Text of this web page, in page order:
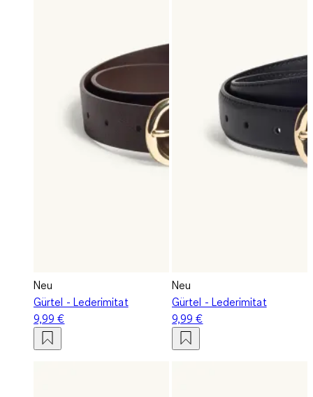
Neu
Gürtel - Lederimitat
9,99 €
Neu
Gürtel - Lederimitat
9,99 €